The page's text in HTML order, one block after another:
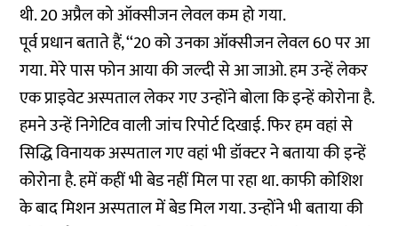
थी. 20 अप्रैल को ऑक्सीजन लेवल कम हो गया.
पूर्व प्रधान बताते हैं, ‘‘20 को उनका ऑक्सीजन लेवल 60 पर आ
गया. मेरे पास फोन आया की जल्दी से आ जाओ. हम उन्हें लेकर
एक प्राइवेट अस्पताल लेकर गए उन्होंने बोला कि इन्हें कोरोना है.
हमने उन्हें निगेटिव वाली जांच रिपोर्ट दिखाई. फिर हम वहां से
सिद्धि विनायक अस्पताल गए वहां भी डॉक्टर ने बताया की इन्हें
कोरोना है. हमें कहीं भी बेड नहीं मिल पा रहा था. काफी कोशिश
के बाद मिशन अस्पताल में बेड मिल गया. उन्होंने भी बताया की